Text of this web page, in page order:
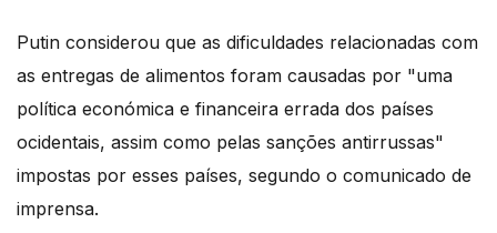
Putin considerou que as dificuldades relacionadas com
as entregas de alimentos foram causadas por "uma
política económica e financeira errada dos países
ocidentais, assim como pelas sanções antirrussas"
impostas por esses países, segundo o comunicado de
imprensa.